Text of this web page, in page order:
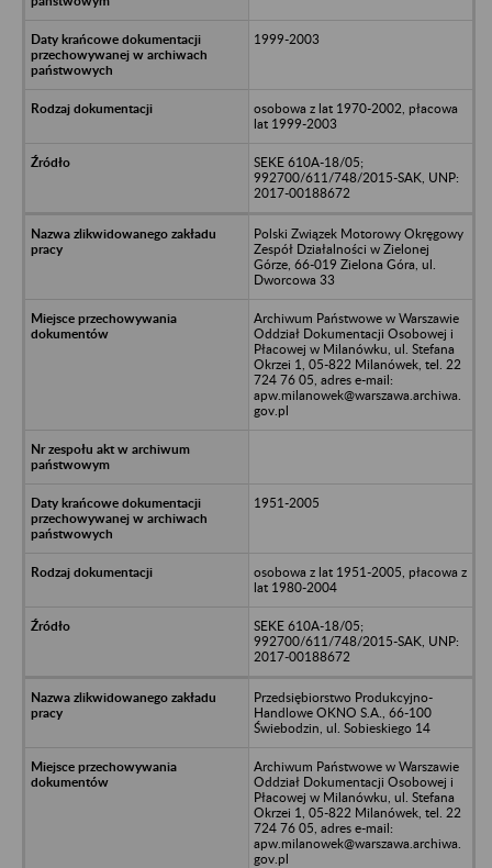
1999-2003
osobowa z lat 1970-2002, płacowa
lat 1999-2003
SEKE 610A-18/05;
992700/611/748/2015-SAK, UNP:
2017-00188672
Polski Związek Motorowy Okręgowy
Zespół Działalności w Zielonej
Górze, 66-019 Zielona Góra, ul.
Dworcowa 33
Archiwum Państwowe w Warszawie
Oddział Dokumentacji Osobowej i
Płacowej w Milanówku, ul. Stefana
Okrzei 1, 05-822 Milanówek, tel. 22
724 76 05, adres e-mail:
apw.milanowek@warszawa.archiwa.
gov.pl
1951-2005
osobowa z lat 1951-2005, płacowa z
lat 1980-2004
SEKE 610A-18/05;
992700/611/748/2015-SAK, UNP:
2017-00188672
Przedsiębiorstwo Produkcyjno-
Handlowe OKNO S.A., 66-100
Świebodzin, ul. Sobieskiego 14
Archiwum Państwowe w Warszawie
Oddział Dokumentacji Osobowej i
Płacowej w Milanówku, ul. Stefana
Okrzei 1, 05-822 Milanówek, tel. 22
724 76 05, adres e-mail:
apw.milanowek@warszawa.archiwa.
gov.pl